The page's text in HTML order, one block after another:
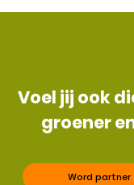
Voel jij ook
groener
Word partner